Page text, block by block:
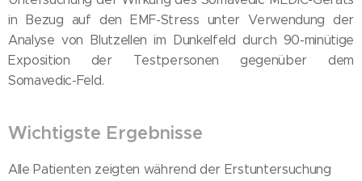
in Bezug auf den EMF-Stress unter Verwendung der
Analyse von Blutzellen im Dunkelfeld durch 90-minütige
Exposition der Testpersonen gegenüber dem
Somavedic-Feld.
Wichtigste Ergebnisse
Alle Patienten zeigten während der Erstuntersuchung